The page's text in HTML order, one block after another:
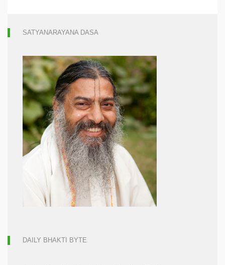
SATYANARAYANA DASA
DAILY BHAKTI BYTE